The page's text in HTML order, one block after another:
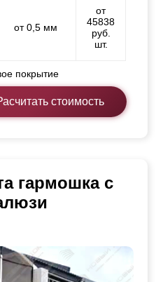
от 0,5 мм
от
45838
руб.
шт.
покрытие
стоимость
гармошка с